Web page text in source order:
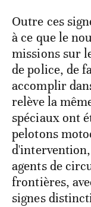
Outre ces
à ce que le
missions sur
de police, de
accomplir
relève la
spéciaux ont
pelotons
agents de
frontières,
signes